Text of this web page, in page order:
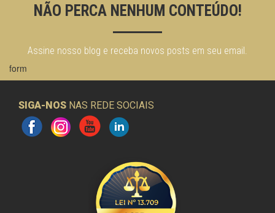
NÃO PERCA NENHUM CONTEÚDO!
Assine nosso blog e receba novos posts em seu email.
form
SIGA-NOS NAS REDE SOCIAIS